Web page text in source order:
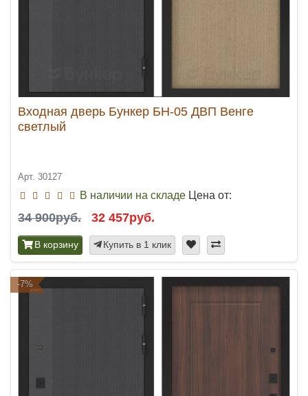
Входная дверь Бункер БН-05 ДВП Венге
светлый
Арт. 30127
В наличии на складе Цена от:
34 900руб. 32 457руб.
В корзину Купить в 1 клик
-7%